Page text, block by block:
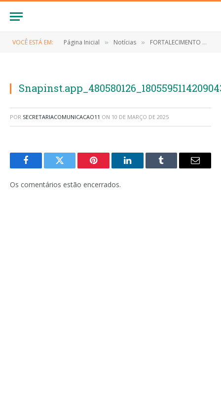
VOCÊ ESTÁ EM: Página Inicial » Notícias » FORTALECIMENTO DA EDUCAÇÃO SUPERIOR
POR SECRETARIACOMUNICACAO11 ON 10 DE MARÇO DE 2025
FacebookTwitter Pinterest LinkedInTumblr
E-
Os comentários estão encerrados.